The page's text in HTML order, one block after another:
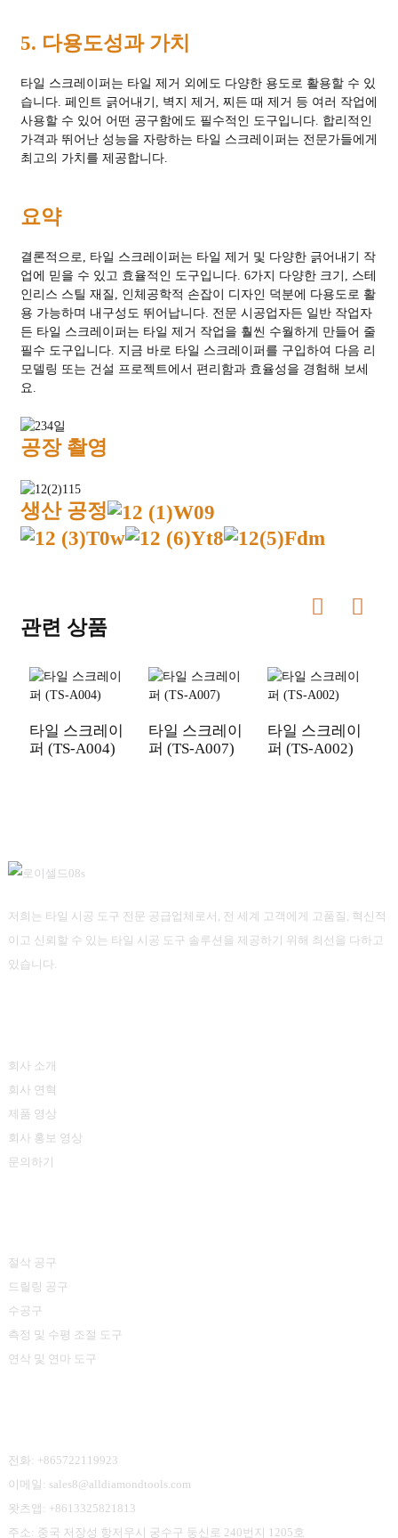
5. 다용도성과 가치
타일 ​​스크레이퍼는 타일 제거 외에도 다양한 용도로 활용할 수 있
습니다. 페인트 긁어내기, 벽지 제거, 찌든 때 제거 등 여러 작업에
사용할 수 있어 어떤 공구함에도 필수적인 도구입니다. 합리적인
가격과 뛰어난 성능을 자랑하는 타일 스크레이퍼는 전문가들에게
최고의 가치를 제공합니다.
요약
결론적으로, 타일 스크레이퍼는 타일 제거 및 다양한 긁어내기 작
업에 믿을 수 있고 효율적인 도구입니다. 6가지 다양한 크기, 스테
인리스 스틸 재질, 인체공학적 손잡이 디자인 덕분에 다용도로 활
용 가능하며 내구성도 뛰어납니다. 전문 시공업자든 일반 작업자
든 타일 스크레이퍼는 타일 제거 작업을 훨씬 수월하게 만들어 줄
필수 도구입니다. 지금 바로 타일 스크레이퍼를 구입하여 다음 리
모델링 또는 건설 프로젝트에서 편리함과 효율성을 경험해 보세
요.
공장 촬영
생산 공정
관련 상품
타일 ​​스크레이
퍼 (TS-A004)
타일 ​​스크레이
퍼 (TS-A007)
타일 ​​스크레이
퍼 (TS-A002)
저희는 타일 시공 도구 전문 공급업체로서, 전 세계 고객에게 고품질, 혁신적
이고 신뢰할 수 있는 타일 시공 도구 솔루션을 제공하기 위해 최선을 다하고
있습니다.
회사 소개
회사 연혁
제품 영상
회사 홍보 영상
문의하기
절삭 공구
드릴링 공구
수공구
측정 및 수평 조절 도구
연삭 및 연마 도구
전화: +865722119923
이메일: sales8@alldiamondtools.com
왓츠앱: +8613325821813
주소: 중국 저장성 항저우시 궁수구 둥신로 240번지 1205호